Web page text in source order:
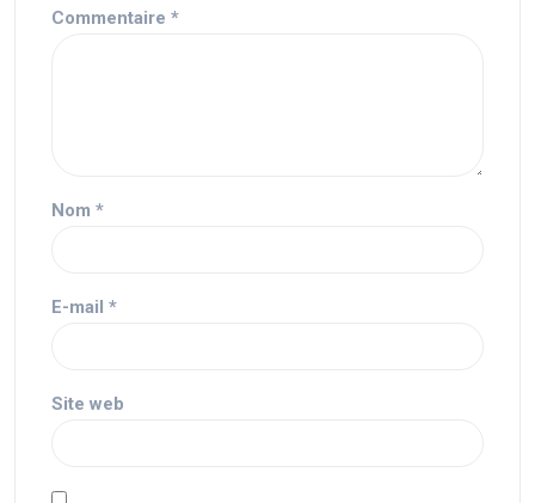
Commentaire *
Nom *
E-mail *
Site web